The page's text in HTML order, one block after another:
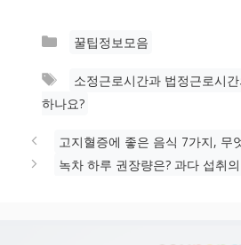
카
고
리
꿀팁정보모음
태
그
소정근로시간과 법정근로시
하나요?
고지혈증에 좋은 음식 7가지, 무
녹차 하루 권장량은? 과다 섭취